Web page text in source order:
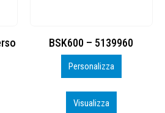
DTF
Personalizza
Visualizza